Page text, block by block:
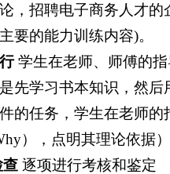
，招聘电子商务人才的
要的能力训练内容)。
学生在老师、师傅的
先学习书本知识，然后
的任务，学生在老师
），点明其理论依据）
查 逐项进行考核和鉴定